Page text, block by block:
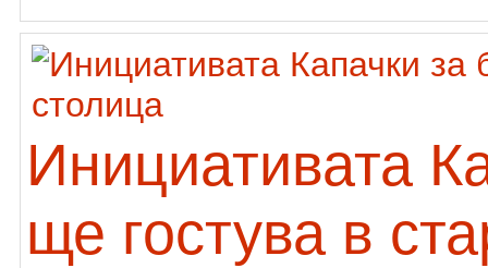
Инициативата
ще гостува в